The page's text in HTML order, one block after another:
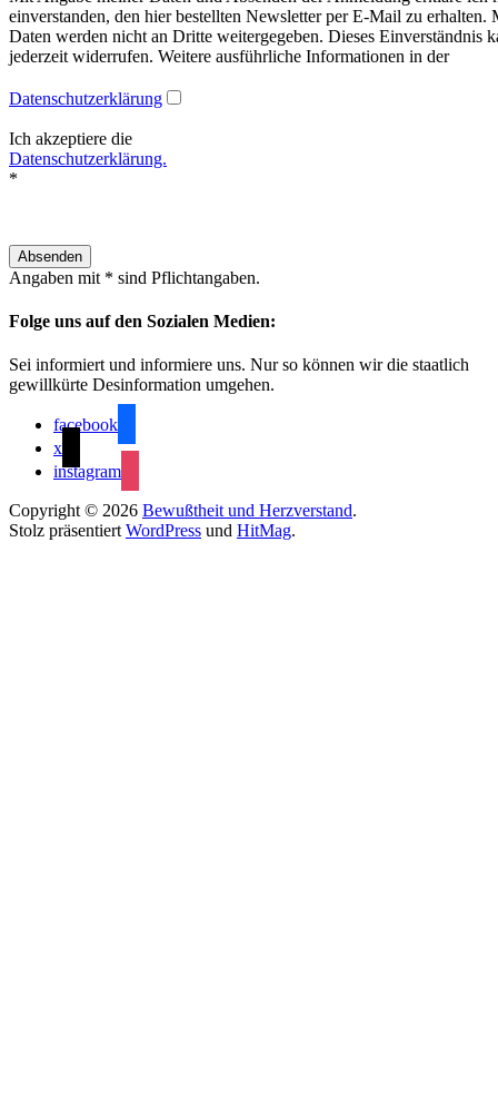
einverstanden, den hier bestellten Newsletter per E-Mail zu erhalten.
Daten werden nicht an Dritte weitergegeben. Dieses Einverständnis
jederzeit widerrufen. Weitere ausführliche Informationen in der
Datenschutzerklärung
Ich akzeptiere die
Datenschutzerklärung.
*
Angaben mit * sind Pflichtangaben.
Folge uns auf den Sozialen Medien:
Sei informiert und informiere uns. Nur so können wir die staatlich
gewillkürte Desinformation umgehen.
facebook
x
instagram
Copyright © 2026 Bewußtheit und Herzverstand.
Stolz präsentiertWordPress und HitMag.